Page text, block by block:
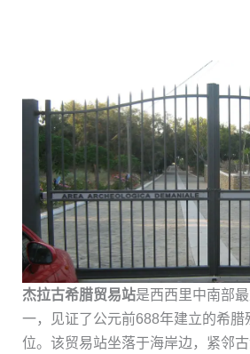
杰拉古希腊贸易站是西西里中南部
一，见证了公元前688年建立的希腊
位。该贸易站坐落于海岸边，紧邻